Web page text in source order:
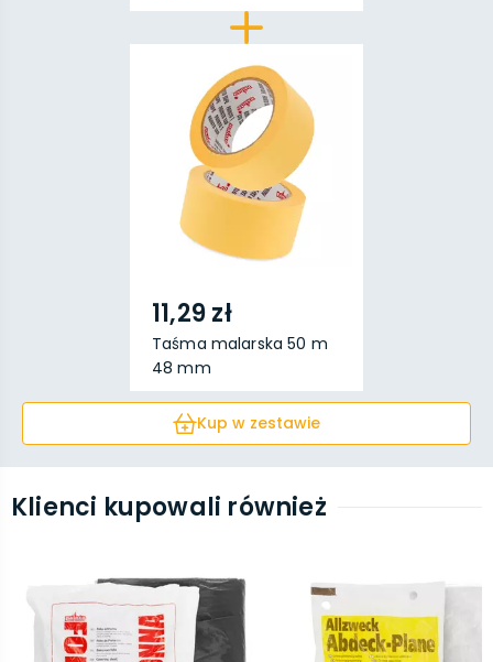
11,29 zł
Taśma malarska 50 m
48 mm
Kup w zestawie
Klienci kupowali również